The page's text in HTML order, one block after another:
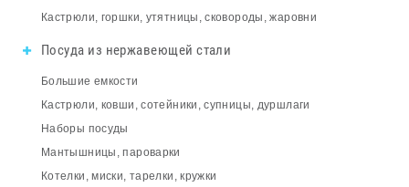
Кастрюли, горшки, утятницы, сковороды, жаровни
Посуда из нержавеющей стали
Большие емкости
Кастрюли, ковши, сотейники, супницы, дуршлаги
Наборы посуды
Мантышницы, пароварки
Котелки, миски, тарелки, кружки